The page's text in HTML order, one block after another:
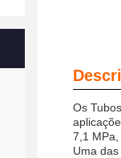
Os
7,1
Uma